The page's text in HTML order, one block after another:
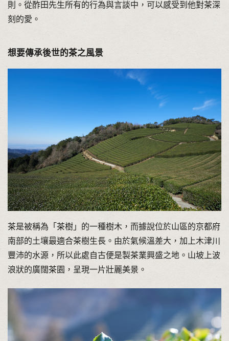
則。從酢田先生所有的行為與言談中，可以感受到他對茶深
刻的愛。
想要傳承後世的茶之風景
茶是被稱為「茶樹」的一種樹木，而據說位於山區的京都府
南部的土壤最適合茶樹生長。由於氣候溫差大，加上木津川
豐沛的水源，所以此處自古便是製茶業興盛之地。山坡上波
浪狀的廣闊茶園，呈現一片壯麗美景。